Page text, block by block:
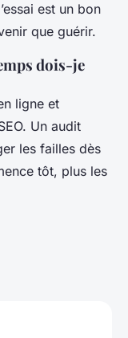
est un bon
que guérir.
dois-je
ligne et
Un audit
les failles dès
tôt, plus les